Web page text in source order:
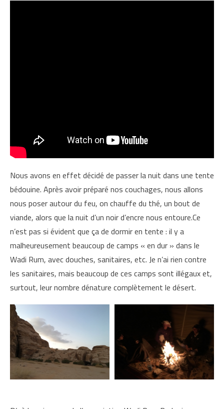
Nous avons en effet décidé de passer la nuit dans une tente
bédouine. Après avoir préparé nos couchages, nous allons
nous poser autour du feu, on chauffe du thé, un bout de
viande, alors que la nuit d’un noir d’encre nous entoure.Ce
n’est pas si évident que ça de dormir en tente : il y a
malheureusement beaucoup de camps « en dur » dans le
Wadi Rum, avec douches, sanitaires, etc. Je n’ai rien contre
les sanitaires, mais beaucoup de ces camps sont illégaux et,
surtout, leur nombre dénature complètement le désert.